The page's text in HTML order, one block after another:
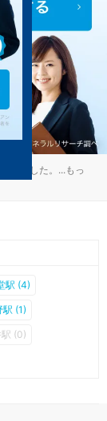
りました。 ...もっ
駅 (4)
駅 (1)
(0)